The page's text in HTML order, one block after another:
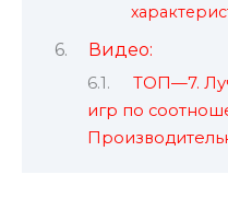
Видео:
ТОП—7.
игр по